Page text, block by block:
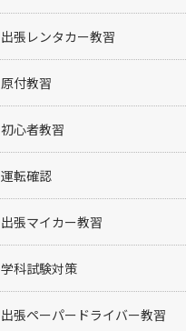
出張レンタカー教習
原付教習
初心者教習
運転確認
出張マイカー教習
学科試験対策
出張ペーパードライバー教習